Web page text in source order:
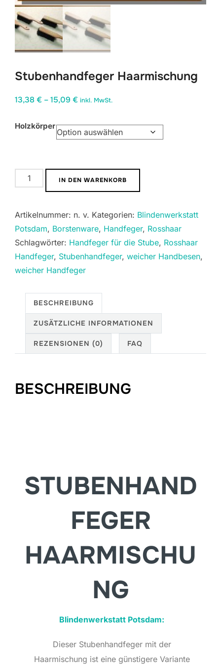
Stubenhandfeger Haarmischung
13,38 € –15,09 €Preisspanne:
bis
15,09 €
inkl. MwSt.
Holzkörper
Stubenhandfeger
Haarmischung
IN DEN WARENKORB
Artikelnummer: n. v. Kategorien: Blindenwerkstatt
Potsdam, Borstenware, Handfeger, Rosshaar
Schlagwörter: Handfeger für die Stube, Rosshaar
Handfeger, Stubenhandfeger, weicher Handbesen,
weicher Handfeger
BESCHREIBUNG
ZUSÄTZLICHE INFORMATIONEN
REZENSIONEN (0) FAQ
BESCHREIBUNG
STUBENHAND
FEGER
HAARMISCHU
NG
Blindenwerkstatt Potsdam:
Dieser Stubenhandfeger mit der
Haarmischung ist eine günstigere Variante